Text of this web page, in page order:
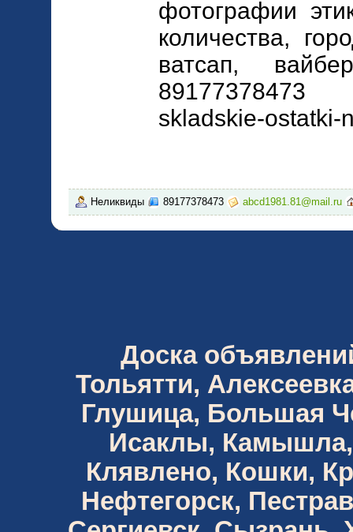
фотографии
количества,
ватсап,
89177378473
skladskie-ostatki-
Неликвиды 89177378473 abcd1981.81@mail.ru
Доска
Тольятти,
Глушица, Большая
Исаклы, Камышла,
Клявлено, Кошки,
Нефтегорск,